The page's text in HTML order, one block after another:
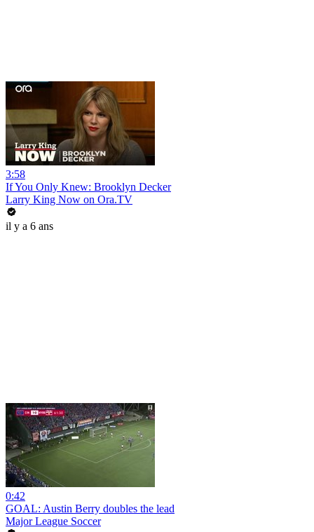
3:58
If You Only Knew: Brooklyn Decker
Larry King Now on Ora.TV
il y a 6 ans
0:42
GOAL: Austin Berry doubles the lead
Major League Soccer